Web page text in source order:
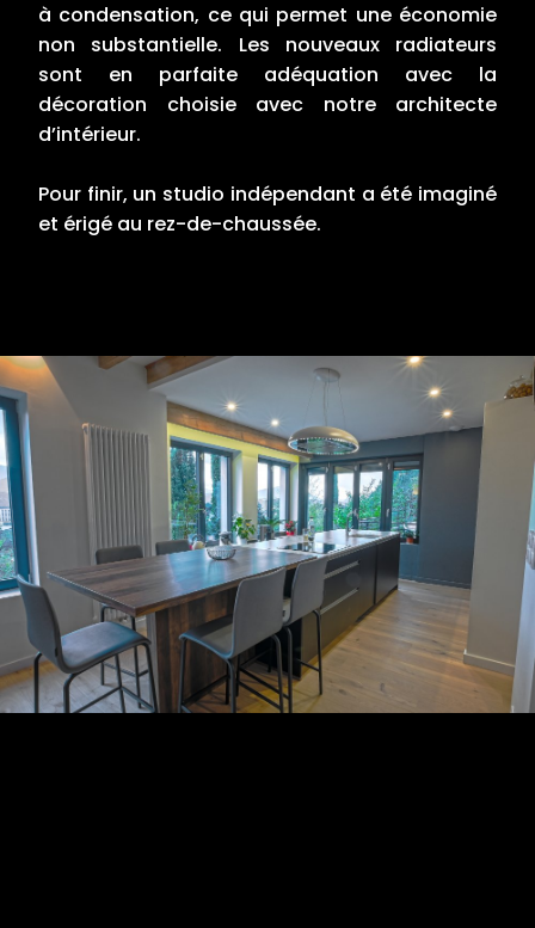
à condensation, ce qui permet une économie
non substantielle. Les nouveaux radiateurs
sont en parfaite adéquation avec la
décoration choisie avec notre architecte
d’intérieur.
Pour finir, un studio indépendant a été imaginé
et érigé au rez-de-chaussée.